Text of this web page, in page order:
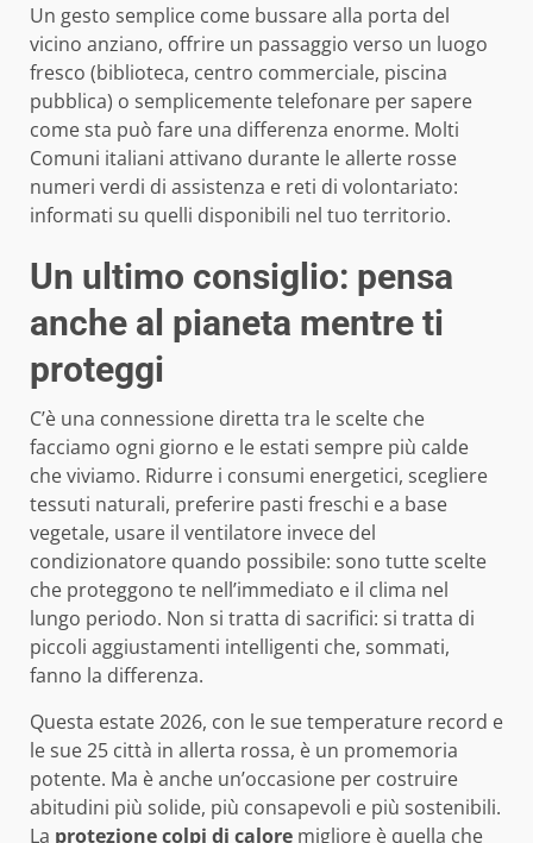
Un gesto semplice come bussare alla porta del
vicino anziano, offrire un passaggio verso un luogo
fresco (biblioteca, centro commerciale, piscina
pubblica) o semplicemente telefonare per sapere
come sta può fare una differenza enorme. Molti
Comuni italiani attivano durante le allerte rosse
numeri verdi di assistenza e reti di volontariato:
informati su quelli disponibili nel tuo territorio.
Un ultimo consiglio: pensa
anche al pianeta mentre ti
proteggi
C’è una connessione diretta tra le scelte che
facciamo ogni giorno e le estati sempre più calde
che viviamo. Ridurre i consumi energetici, scegliere
tessuti naturali, preferire pasti freschi e a base
vegetale, usare il ventilatore invece del
condizionatore quando possibile: sono tutte scelte
che proteggono te nell’immediato e il clima nel
lungo periodo. Non si tratta di sacrifici: si tratta di
piccoli aggiustamenti intelligenti che, sommati,
fanno la differenza.
Questa estate 2026, con le sue temperature record e
le sue 25 città in allerta rossa, è un promemoria
potente. Ma è anche un’occasione per costruire
abitudini più solide, più consapevoli e più sostenibili.
La protezione colpi di calore migliore è quella che